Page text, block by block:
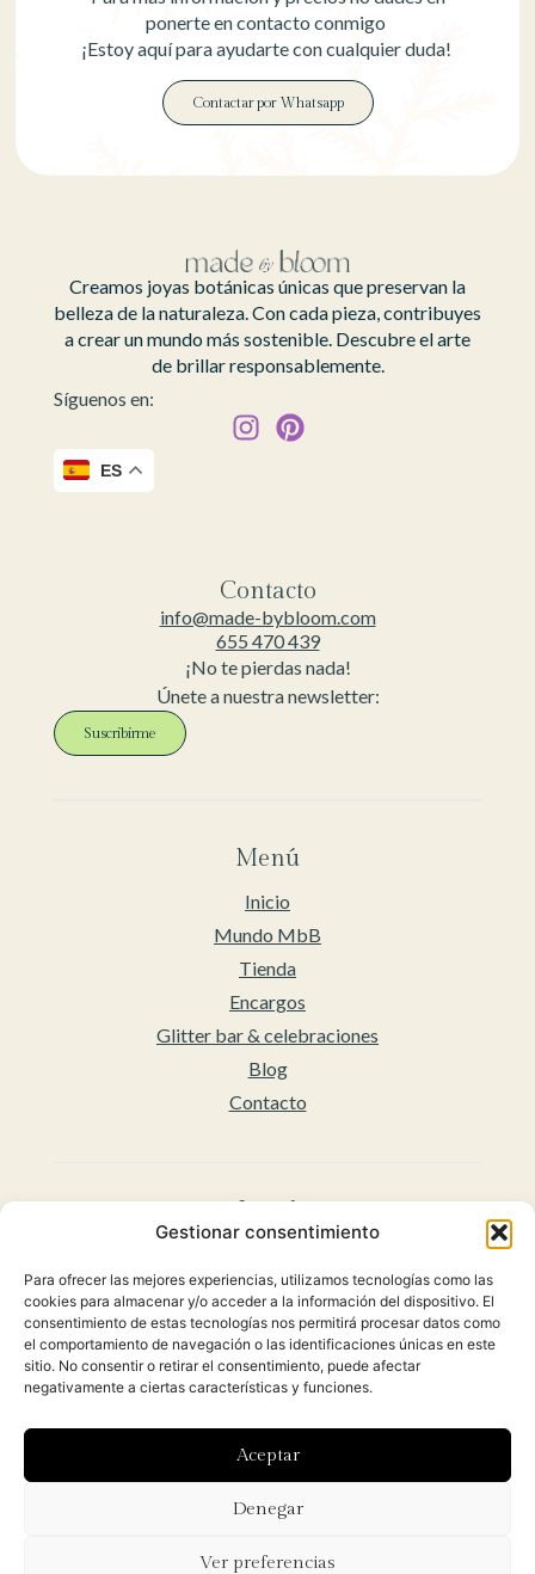
Gestionar consentimiento
Para ofrecer las mejores experiencias, utilizamos tecnologías como las
cookies para almacenar y/o acceder a la información del dispositivo. El
consentimiento de estas tecnologías nos permitirá procesar datos como
el comportamiento de navegación o las identificaciones únicas en este
sitio. No consentir o retirar el consentimiento, puede afectar
negativamente a ciertas características y funciones.
Aceptar
Denegar
Ver preferencias
ponerte en contacto conmigo
¡Estoy aquí para ayudarte con cualquier duda!
Contactar por Whatsapp
Creamos joyas botánicas únicas que preservan la
belleza de la naturaleza. Con cada pieza, contribuyes
a crear un mundo más sostenible. Descubre el arte
de brillar responsablemente.
Síguenos en:
ES
Contacto
info@made-bybloom.com
655 470 439
¡No te pierdas nada!
Únete a nuestra newsletter:
Suscribirme
Menú
Inicio
Mundo MbB
Tienda
Encargos
Glitter bar & celebraciones
Blog
Contacto
Legal
Accesibilidad
Políticas de privacidad
Política de cookies (UE)
Condiciones Generales para la venta Online
Orbidi.